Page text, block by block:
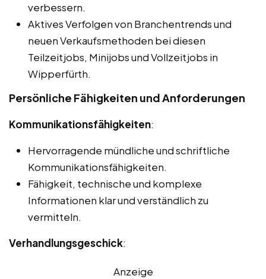
verbessern.
Aktives Verfolgen von Branchentrends und
neuen Verkaufsmethoden bei diesen
Teilzeitjobs, Minijobs und Vollzeitjobs in
Wipperfürth.
Persönliche Fähigkeiten und Anforderungen
Kommunikationsfähigkeiten:
Hervorragende mündliche und schriftliche
Kommunikationsfähigkeiten.
Fähigkeit, technische und komplexe
Informationen klar und verständlich zu
vermitteln.
Verhandlungsgeschick:
Anzeige